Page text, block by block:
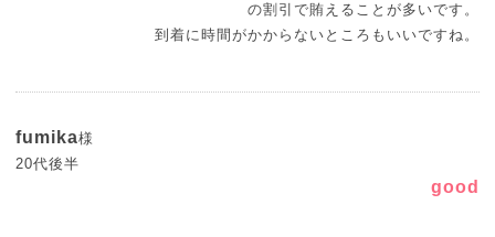
の割引で賄えることが多いです。
到着に時間がかからないところもいいですね。
fumika様
20代後半
good